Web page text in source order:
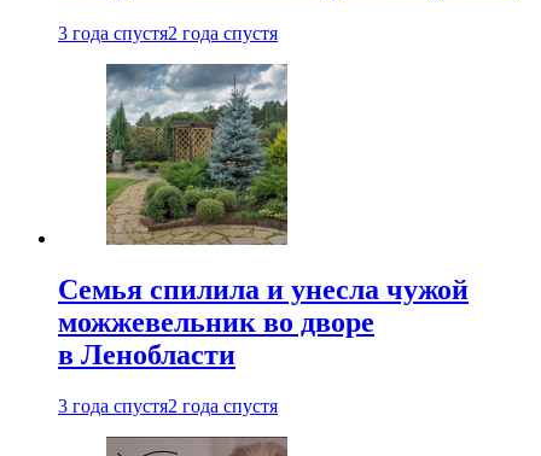
3 года спустя2 года спустя
Семья спилила и унесла чужой
можжевельник во дворе
в Ленобласти
3 года спустя2 года спустя